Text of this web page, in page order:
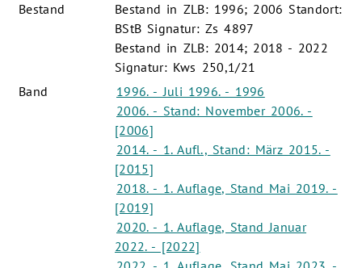
Bestand
Bestand in ZLB: 1996; 2006 Standort:
BStB Signatur: Zs 4897
Bestand in ZLB: 2014; 2018 - 2022
Signatur: Kws 250,1/21
Band
1996. - Juli 1996. - 1996
2006. - Stand: November 2006. -
[2006]
2014. - 1. Aufl., Stand: März 2015. -
[2015]
2018. - 1. Auflage, Stand Mai 2019. -
[2019]
2020. - 1. Auflage, Stand Januar
2022. - [2022]